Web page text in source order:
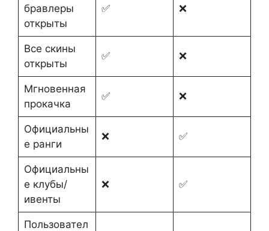
бравлеры
открыты
✅ ❌
Все скины
открыты
✅ ❌
Мгновенная
прокачка
✅ ❌
Официальны
е ранги
❌ ✅
Официальны
е клубы/
ивенты
❌ ✅
Пользовател